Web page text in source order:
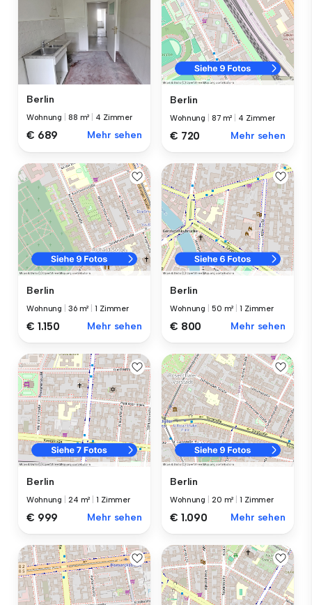
Berlin
Wohnung 88 m² 4 Zimmer
€ 689 Mehr sehen
Berlin
Wohnung 87 m² 4 Zimmer
€ 720 Mehr sehen
Berlin
Wohnung 36 m² |1 Zimmer
€ 1.150 Mehr sehen
Berlin
Wohnung 50 m² |1 Zimmer
€ 800 Mehr sehen
Berlin
Wohnung 24 m² |1 Zimmer
€ 999 Mehr sehen
Berlin
Wohnung 20 m² |1 Zimmer
€ 1.090 Mehr sehen